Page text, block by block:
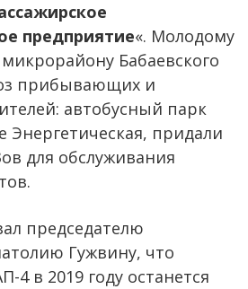
предприятие«. Молодому
Бабаевского
прибывающих и
автобусный парк
Энергетическая, придали
для обслуживания
председателю
Гужвину, что
4 в 2019 году останется